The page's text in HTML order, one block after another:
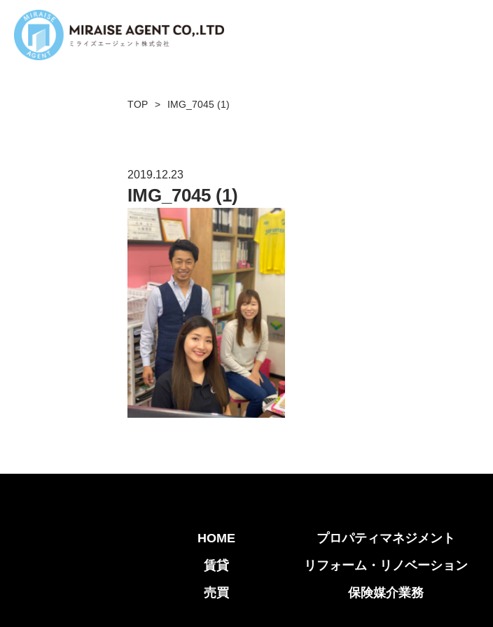
TOP > IMG_7045 (1)
2019.12.23
IMG_7045 (1)
HOME
賃貸
売買
プロパティマネジメント
リフォーム・リノベーション
保険媒介業務